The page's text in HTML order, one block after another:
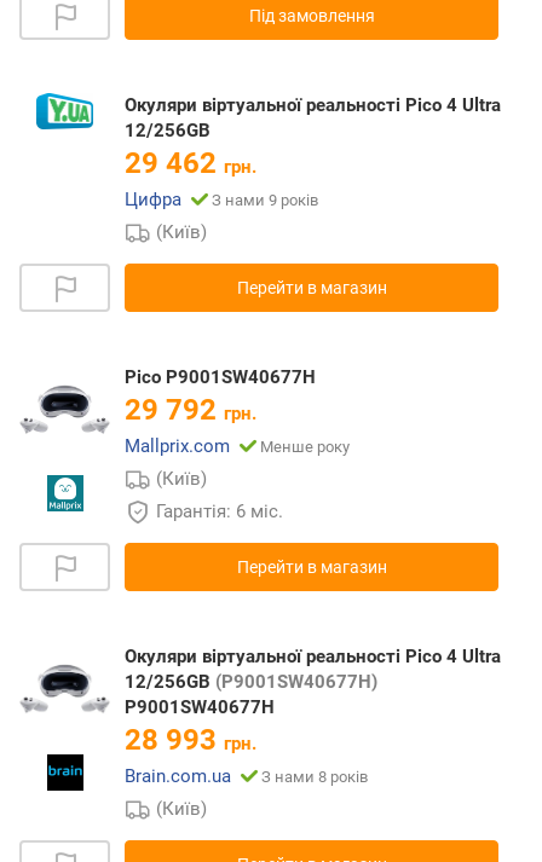
Під замовлення
Окуляри віртуальної реальності Pico 4 Ultra
12/256GB
29 462 грн.
Цифра
З нами 9 років
(Київ)
Перейти в магазин
Pico P9001SW40677H
29 792 грн.
Mallprix.com
Менше року
(Київ)
Гарантія: 6 міс.
Перейти в магазин
Окуляри віртуальної реальності Pico 4 Ultra
12/256GB (P9001SW40677H)
P9001SW40677H
28 993 грн.
Brain.com.ua
З нами 8 років
(Київ)